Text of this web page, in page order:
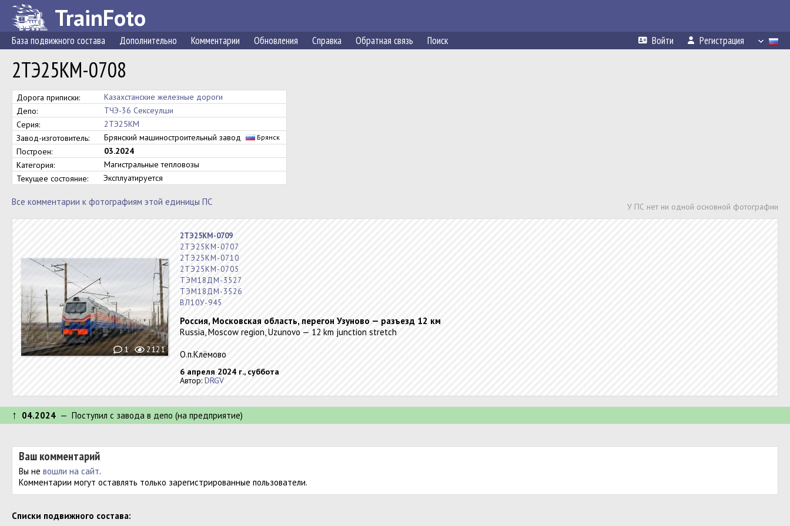
TrainFoto
База подвижного состава Дополнительно Комментарии Обновления Справка Обратная связь Поиск Войти Регистрация
2ТЭ25КМ-0708
Дорога приписки:
Казахстанские железные дороги
Депо:
ТЧЭ-36 Сексеулши
Серия:
2ТЭ25КМ
Завод-изготовитель:
Брянский машиностроительный завод Брянск
Построен:
03.2024
Категория:
Магистральные тепловозы
Текущее состояние:
Эксплуатируется
Все комментарии к фотографиям этой единицы ПС У ПС нет ни одной основной фотографии
1 2121
2ТЭ25КМ-0709
2ТЭ25КМ-0707
2ТЭ25КМ-0710
2ТЭ25КМ-0705
ТЭМ18ДМ-3527
ТЭМ18ДМ-3526
ВЛ10У-945
Россия, Московская область, перегон Узуново — разъезд 12 км
Russia, Moscow region, Uzunovo — 12 km junction stretch
О.п.Клёмово
6 апреля 2024 г., суббота
Автор: DRGV
↑ 04.2024 — Поступил c завода в депо (на предприятие)
Ваш комментарий
Вы не вошли на сайт.
Комментарии могут оставлять только зарегистрированные пользователи.
Cписки подвижного состава: